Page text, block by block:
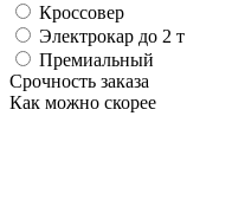
Кроссовер
Электрокар до 2 т
Премиальный
Срочность заказа
Как можно скорее